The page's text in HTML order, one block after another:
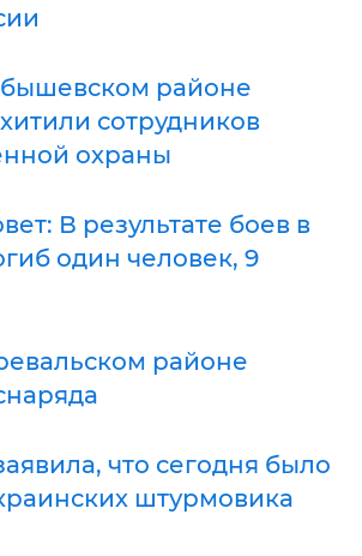
районе
сотрудников
охраны
В результате боев в
один человек, 9
районе
что сегодня было
штурмовика